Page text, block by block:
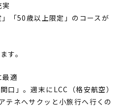
」「50歳以上限定」のコースが
す。
適
口」。週末に LCC （格安航空）
テネへサクッと小旅行へ行くの